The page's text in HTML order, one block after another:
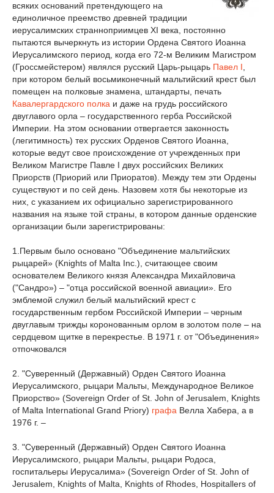
всяких оснований претендующего на
единоличное преемство древней традиции
иерусалимских странноприимцев XI века, постоянно
пытаются вычеркнуть из истории Ордена Святого Иоанна
Иерусалимского период, когда его 72-м Великим Магистром
(Гроссмейстером) являлся русский Царь-рыцарь Павел I,
при котором белый восьмиконечный мальтийский крест был
помещен на полковые знамена, штандарты, печать
Кавалергардского полка и даже на грудь российского
двуглавого орла – государственного герба Российской
Империи. На этом основании отвергается законность
(легитимность) тех русских Орденов Святого Иоанна,
которые ведут свое происхождение от учрежденных при
Великом Магистре Павле I двух российских Великих
Приорств (Приорий или Приоратов). Между тем эти Ордены
существуют и по сей день. Назовем хотя бы некоторые из
них, с указанием их официально зарегистрированного
названия на языке той страны, в котором данные орденские
организации были зарегистрированы:
1.Первым было основано "Объединение мальтийских
рыцарей» (Knights of Malta Inc.), считающее своим
основателем Великого князя Александра Михайловича
("Сандро») – "отца российской военной авиации». Его
эмблемой служил белый мальтийский крест с
государственным гербом Российской Империи – черным
двуглавым трижды коронованным орлом в золотом поле – на
сердцевом щитке в перекрестье. В 1971 г. от "Объединения»
отпочковался
2. "Суверенный (Державный) Орден Святого Иоанна
Иерусалимского, рыцари Мальты, Международное Великое
Приорство» (Sovereign Order of St. John of Jerusalem, Knights
of Malta International Grand Priory) графа Велла Хабера, а в
1976 г. –
3. "Суверенный (Державный) Орден Святого Иоанна
Иерусалимского, рыцари Мальты, рыцари Родоса,
госпитальеры Иерусалима» (Sovereign Order of St. John of
Jerusalem, Knights of Malta, Knights of Rhodes, Hospitallers of